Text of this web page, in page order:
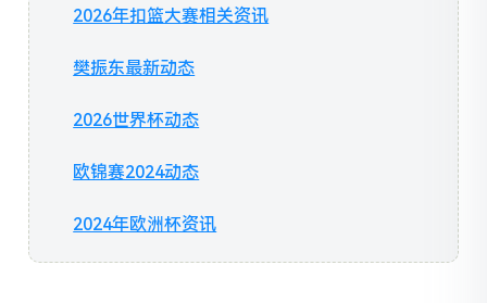
2026年扣篮大赛相关资讯
樊振东最新动态
2026世界杯动态
欧锦赛2024动态
2024年欧洲杯资讯